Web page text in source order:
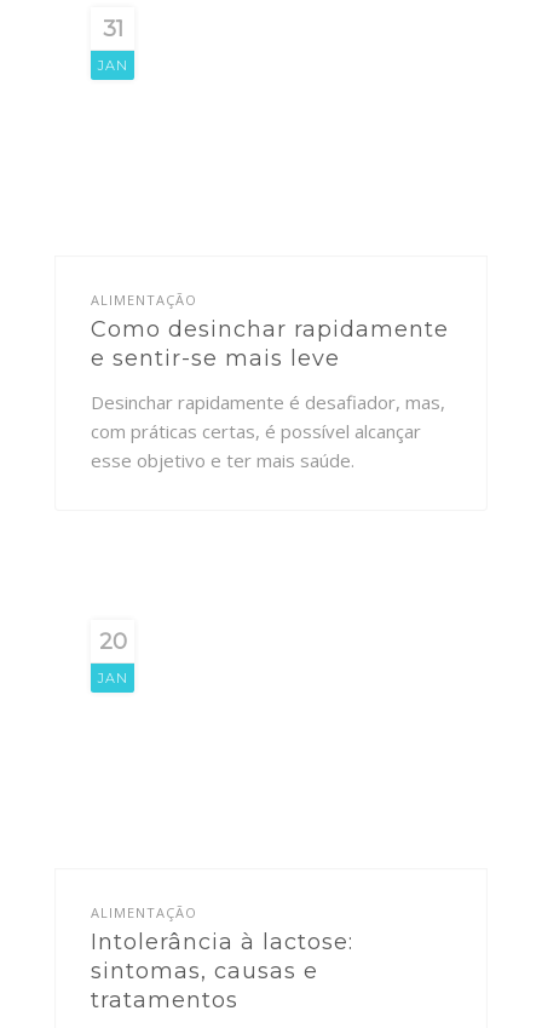
31
JAN
ALIMENTAÇÃO
Como desinchar rapidamente
e sentir-se mais leve
Desinchar rapidamente é desafiador, mas,
com práticas certas, é possível alcançar
esse objetivo e ter mais saúde.
20
JAN
ALIMENTAÇÃO
Intolerância à lactose:
sintomas, causas e
tratamentos